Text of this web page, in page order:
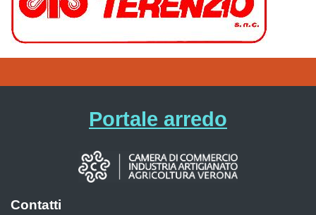
Portale arredo
Contatti